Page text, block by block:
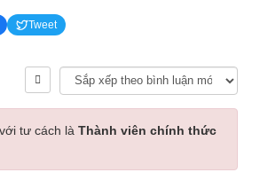
Tweet
tư cách là Thành viên chính thức